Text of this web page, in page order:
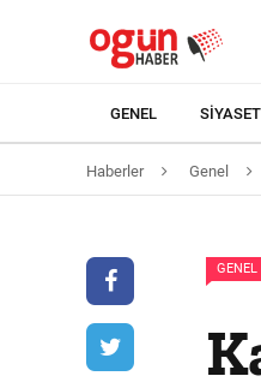
GENEL SIYASET
Haberler Genel
GENEL